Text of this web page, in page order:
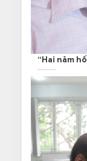
“Hai năm